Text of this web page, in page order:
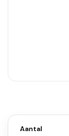
Aantal